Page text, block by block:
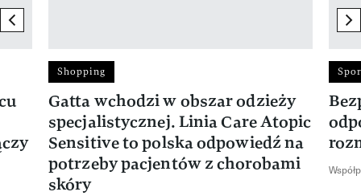
previous element
Shopping
Gatta wchodzi w obszar odzieży
specjalistycznej. Linia Care Atopic
Sensitive to polska odpowiedź na
potrzeby pacjentów z chorobami
skóry